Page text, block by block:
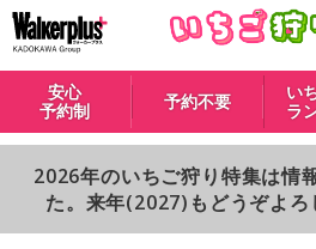
安心
予約制
予約不要
い
ラ
2026年のいちご狩り特集は情
た。来年(2027)もどうぞよろ